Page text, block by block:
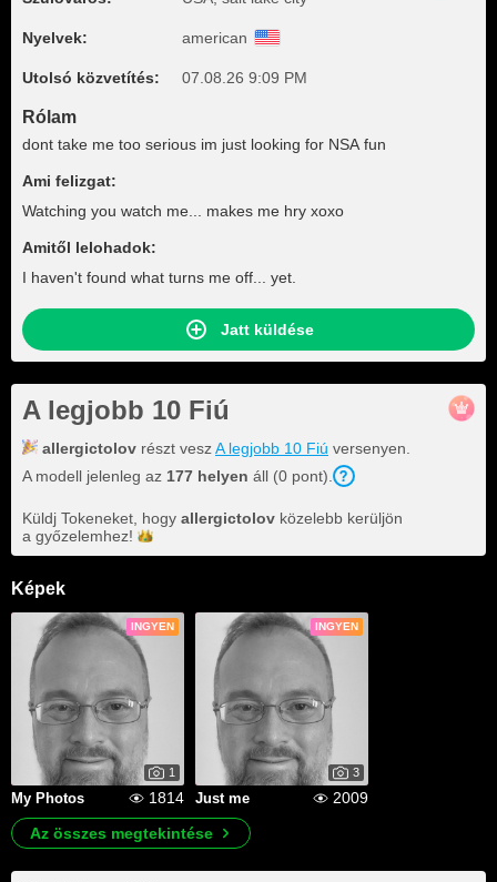
Nyelvek: american
Utolsó közvetítés: 07.08.26 9:09 PM
Rólam
dont take me too serious im just looking for NSA fun
Ami felizgat:
Watching you watch me... makes me hry xoxo
Amitől lelohadok:
I haven't found what turns me off... yet.
Jatt küldése
A legjobb 10 Fiú
allergictolov részt veszA legjobb 10 Fiú versenyen.
A modell jelenleg az 177 helyen áll (0 pont).
Küldj Tokeneket, hogy allergictolov közelebb kerüljön
a győzelemhez!
Képek
INGYEN
1
My Photos 1814
INGYEN
3
Just me
2009
Az összes megtekintése